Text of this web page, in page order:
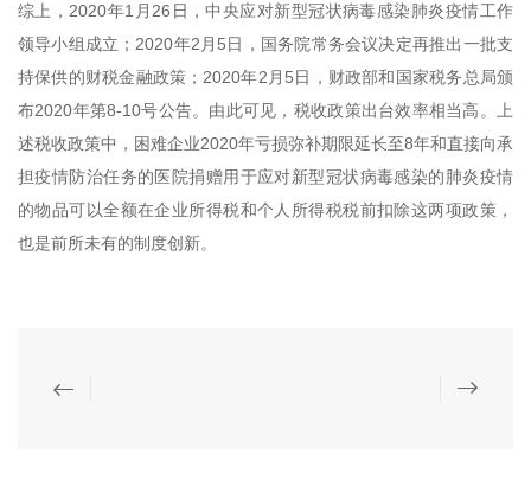
综上，2020年1月26日，中央应对新型冠状病毒感染肺炎疫情工作
领导小组成立；2020年2月5日，国务院常务会议决定再推出一批支
持保供的财税金融政策；2020年2月5日，财政部和国家税务总局颁
布2020年第8-10号公告。由此可见，税收政策出台效率相当高。上
述税收政策中，困难企业2020年亏损弥补期限延长至8年和直接向承
担疫情防治任务的医院捐赠用于应对新型冠状病毒感染的肺炎疫情
的物品可以全额在企业所得税和个人所得税税前扣除这两项政策，
也是前所未有的制度创新。